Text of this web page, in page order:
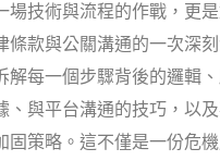
場技術與流程的作戰，更
條款與公關溝通的一次深
解每一個步驟背後的邏輯、
、與平台溝通的技巧，以
固策略。這不僅是一份危